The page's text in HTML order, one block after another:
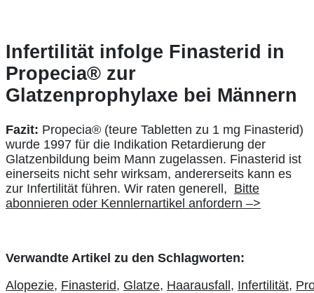
Infertilität infolge Finasterid in
Propecia® zur
Glatzenprophylaxe bei Männern
Fazit: Propecia® (teure Tabletten zu 1 mg Finasterid)
wurde 1997 für die Indikation Retardierung der
Glatzenbildung beim Mann zugelassen. Finasterid ist
einerseits nicht sehr wirksam, andererseits kann es
zur Infertilität führen. Wir raten generell, Bitte
abonnieren oder Kennlernartikel anfordern –>
Verwandte Artikel zu den Schlagworten:
Alopezie, Finasterid, Glatze, Haarausfall, Infertilität,